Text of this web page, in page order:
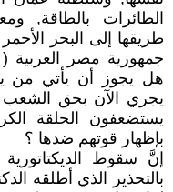
الطائرات بالطاقة,
طريقها إلى البحر
جمهورية مصر العربية
هل يجوز أن يأتي من
يجري الآن بحق الشعب
يستضعفون الحلقة
بإظهار قوتهم ضدها ؟
إنَّ سقوط
بالتحذير الذي أطلقه